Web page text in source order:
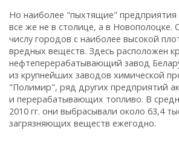
Но наиболее "пыхтящие" предприятия
все же не в столице, а в Новополоцке.
числу городов с наиболее высокой
вредных веществ. Здесь расположен
нефтеперерабатывающий завод
из крупнейших заводов химической
"Полимир", ряд других предприятий
и перерабатывающих топливо. В
2010 гг. они выбрасывали около 63,4
загрязняющих веществ ежегодно.